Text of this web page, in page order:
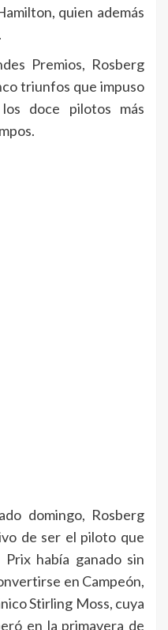
quien además
Premios, Rosberg
triunfos que impuso
doce pilotos más
domingo, Rosberg
de ser el piloto que
había ganado sin
en Campeón,
Stirling Moss, cuya
en la primavera de